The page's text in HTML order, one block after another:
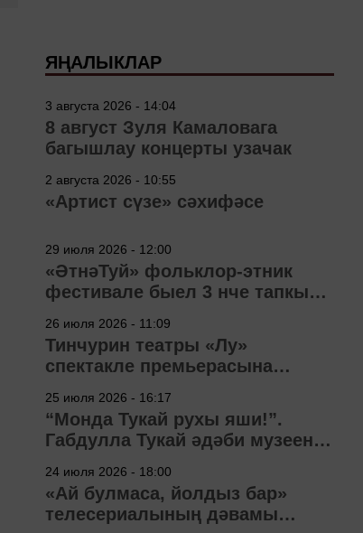
ЯҢАЛЫКЛАР
3 августа 2026 - 14:04
8 август Зуля Камаловага
багышлау концерты узачак
2 августа 2026 - 10:55
«Артист сүзе» сәхифәсе
29 июля 2026 - 12:00
«ӘтнәТуй» фольклор-этник
фестивале быел 3 нче тапкыр
26 июля 2026 - 11:09
Тинчурин театры «Лу»
спектакле премьерасына
25 июля 2026 - 16:17
“Монда Тукай рухы яши!”.
Габдулла Тукай әдәби музеена
24 июля 2026 - 18:00
«Ай булмаса, йолдыз бар»
телесериалының дәвамы